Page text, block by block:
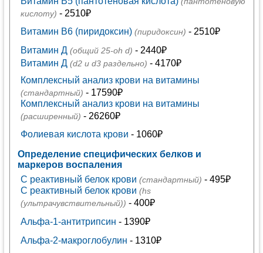
кислоту) - 2510₽
Витамин В6 (пиридоксин) (пиридоксин) - 2510₽
Витамин Д (общий 25-oh d) - 2440₽
Витамин Д (d2 и d3 раздельно) - 4170₽
Комплексный анализ крови на витамины
(стандартный) - 17590₽
Комплексный анализ крови на витамины
(расширенный) - 26260₽
Фолиевая кислота крови - 1060₽
Определение специфических белков и
маркеров воспаления
C реактивный белок крови (стандартный) - 495₽
C реактивный белок крови (hs
(ультрачувствительный)) - 400₽
Альфа-1-антитрипсин - 1390₽
Альфа-2-макроглобулин - 1310₽